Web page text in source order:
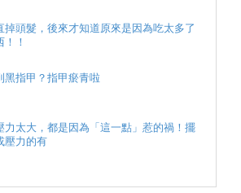
掉頭髮，後來才知道原來是因為吃太多了
！
黑指甲？指甲瘀青啦
力太大，都是因為「這一點」惹的禍！擺
壓力的有